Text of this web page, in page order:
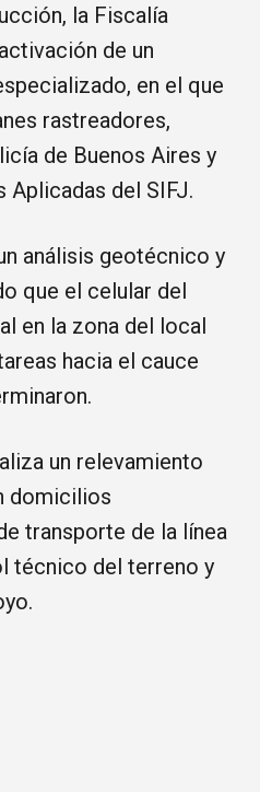
la Fiscalía
de un
en el que
rastreadores,
de Buenos Aires y
Aplicadas del SIFJ.
análisis geotécnico y
que el celular del
en la zona del local
hacia el cauce
un relevamiento
domicilios
transporte de la línea
técnico del terreno y